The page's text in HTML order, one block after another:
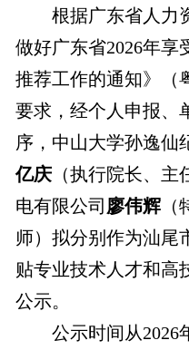
根据广东省人力
做好广东省2026年享
推荐工作的通知》（
要求，经个人申报、
序，中山大学孙逸仙
亿庆 （执行院长、
电有限公司 廖伟辉
师）拟分别作为汕尾
贴专业技术人才和高
公示。
公示时间从2026年